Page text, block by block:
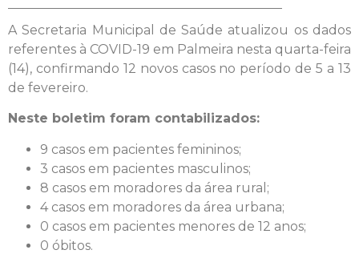
A Secretaria Municipal de Saúde atualizou os dados
referentes à COVID-19 em Palmeira nesta quarta-feira
(14), confirmando 12 novos casos no período de 5 a 13
de fevereiro.
Neste boletim foram contabilizados:
9 casos em pacientes femininos;
3 casos em pacientes masculinos;
8 casos em moradores da área rural;
4 casos em moradores da área urbana;
0 casos em pacientes menores de 12 anos;
0 óbitos.